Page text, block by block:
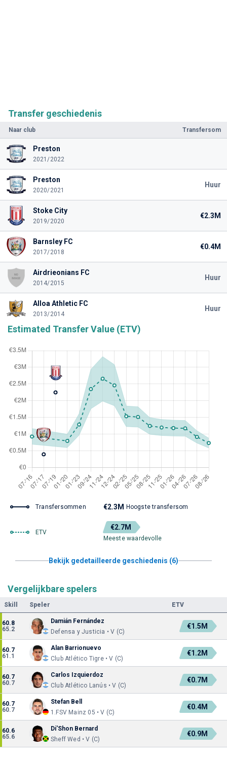
Transfer geschiedenis
Naar club Transfersom
Preston
2021/2022
Preston
2020/2021
Huur
Stoke City
2019/2020
€2.3M
Barnsley FC
2017/2018
€0.4M
Airdrieonians FC
2014/2015
Huur
Alloa Athletic FC
2013/2014
Huur
Estimated Transfer Value (ETV)
Transfersommen €2.3M Hoogste transfersom
ETV
€2.7M
Meeste waardevolle
Bekijk gedetailleerde geschiedenis (6)
Vergelijkbare spelers
Skill Speler ETV
60.8
65.2
Damián Fernández
Defensa y Justicia • V (C)
€1.5M
60.7
61.1
Alan Barrionuevo
Club Atlético Tigre • V (C)
€1.2M
60.7
60.7
Carlos Izquierdoz
Club Atlético Lanús • V (C)
€0.7M
60.7
60.7
Stefan Bell
1.FSV Mainz 05 • V (C)
€0.4M
60.6
65.6
Di'Shon Bernard
Sheff Wed • V (C)
€0.9M